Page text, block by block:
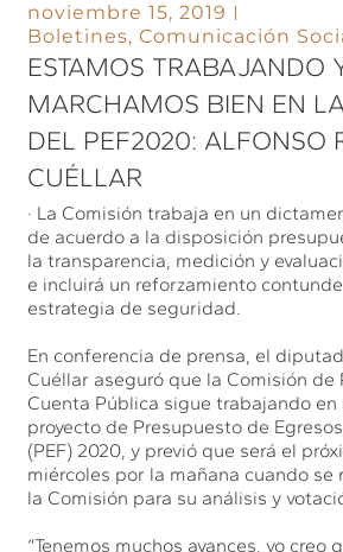
noviembre 15, 2019
Boletines,Comunicación
ESTAMOS TRABAJANDO
MARCHAMOS BIEN EN
DEL PEF2020: ALFONSO
CUÉLLAR
· La Comisión trabaja en un
de acuerdo a la disposición
la transparencia, medición y
e incluirá un reforzamiento
estrategia de seguridad.
En conferencia de prensa, el
Cuéllar aseguró que la Comisión de
Cuenta Pública sigue trabajando
proyecto de Presupuesto de
(PEF) 2020, y previó que será el
miércoles por la mañana cuando se
la Comisión para su análisis y
“Tenemos muchos avances, yo creo